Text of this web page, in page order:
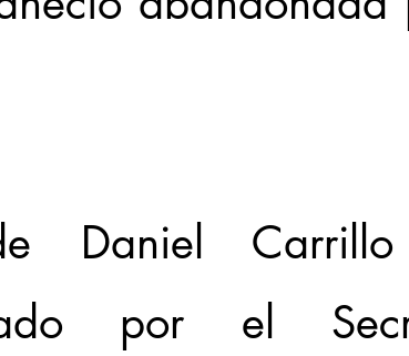
Daniel Carrillo
por el